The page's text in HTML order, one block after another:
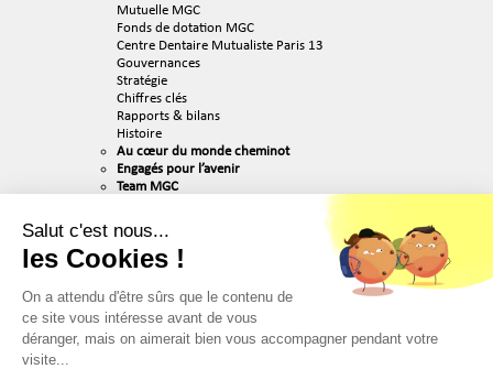
Mutuelle MGC
Fonds de dotation MGC
Centre Dentaire Mutualiste Paris 13
Gouvernances
Stratégie
Chiffres clés
Rapports & bilans
Histoire
Au cœur du monde cheminot
Engagés pour l’avenir
Team MGC
RECRUTEMENT
Nos valeurs
Nos offres d’emploi
PUBLICATIONS & MÉDIAS
PARTENAIRES
Salut c'est nous...
les Cookies !
On a attendu d'être sûrs que le contenu de
ce site vous intéresse avant de vous
déranger, mais on aimerait bien vous accompagner pendant votre
visite...